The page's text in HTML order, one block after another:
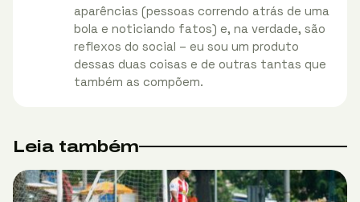
aparências (pessoas correndo atrás de uma
bola e noticiando fatos) e, na verdade, são
reflexos do social – eu sou um produto
dessas duas coisas e de outras tantas que
também as compõem.
Leia também